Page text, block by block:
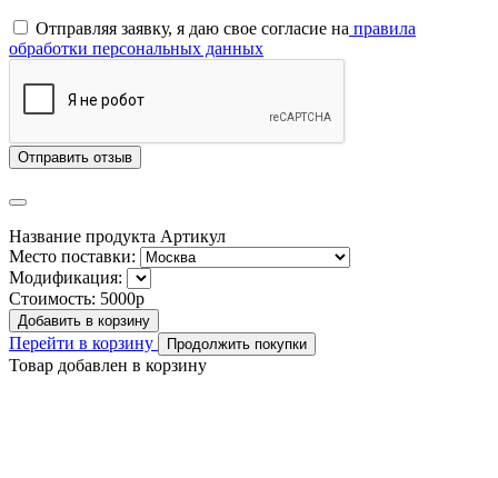
Отправляя заявку, я даю свое согласие на правила
обработки персональных данных
Отправить отзыв
Название продукта Артикул
Место поставки:
Модификация:
Стоимость: 5000р
Добавить в корзину
Перейти в корзину Продолжить покупки
Товар добавлен в корзину